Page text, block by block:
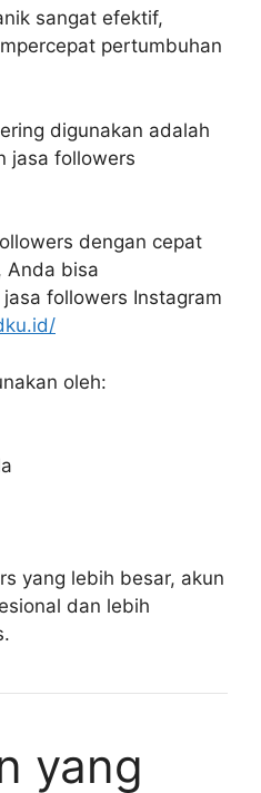
sangat efektif,
pertumbuhan
digunakan adalah
jasa followers
dengan cepat
Anda bisa
followers Instagram
oleh:
yang lebih besar, akun
dan lebih
yang